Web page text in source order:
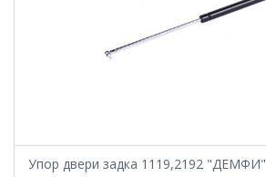
Упор двери задка 1119,2192 "ДЕМФИ"